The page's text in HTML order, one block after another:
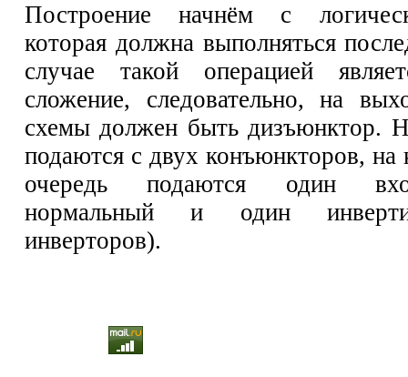
Построение начнём с
которая должна выполняться
случае такой операцией
сложение, следовательно, на
схемы должен быть дизъюнктор.
подаются с двух конъюнкторов,
очередь подаются один
нормальный и один
инверторов).